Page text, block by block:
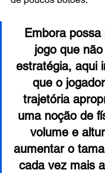
Embora
jogo que
estratégia, aqui
que o
trajetória
uma noção de
volume e
aumentar o
cada vez mais